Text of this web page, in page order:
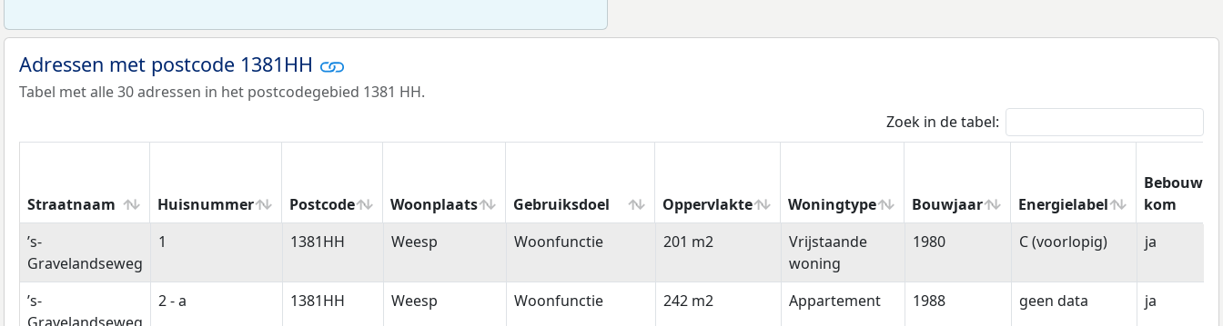
Adressen met postcode 1381HH
Tabel met alle 30 adressen in het postcodegebied 1381 HH.
Zoek in de tabel:
Straatnaam Huisnummer Postcode Woonplaats Gebruiksdoel Oppervlakte Woningtype Bouwjaar Energielabel
Bebouwde
kom
Straatnaam
Huisnummer Postcode Woonplaats Gebruiksdoel Oppervlakte Woningtype Bouwjaar Energielabel
Bebouwde
kom
’s-
Gravelandseweg
1 1381HH Weesp Woonfunctie 201 m2
Vrijstaande
woning
1980 C (voorlopig) ja
’s-
2 - a 1381HH Weesp Woonfunctie 242 m2 Appartement 1988 geen data ja